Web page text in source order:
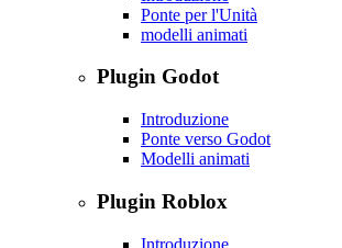
Ponte per l'Unità
modelli animati
Plugin Godot
Introduzione
Ponte verso Godot
Modelli animati
Plugin Roblox
Introduzione